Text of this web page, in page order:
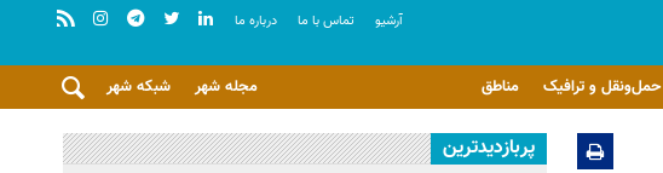
آرشيو تماس با ما درباره ما
حمل‌ونقل و ترافیک مناطق شبکه شهر مجله شهر
پربازدیدترین